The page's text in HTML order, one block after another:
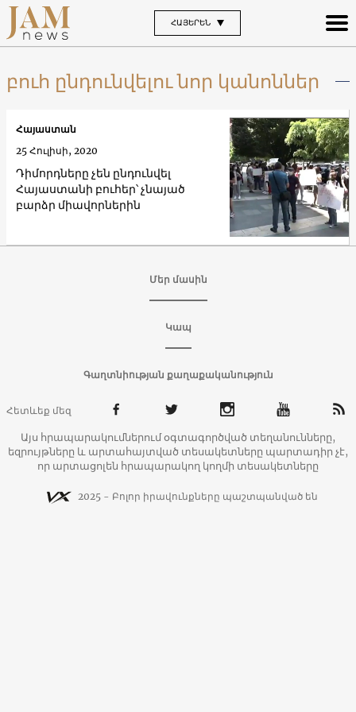
ՀԱՅԵՐԵՆ
բուհ ընդունվելու նոր կանոններ
Դիմորդները չեն ընդունվել
Հայաստանի բուհեր՝ չնայած
բարձր միավորներին
Հայաստան
25 Հուլիսի, 2020
Մեր մասին
Կապ
Գաղտնիության քաղաքականություն
Հետևեք մեզ
Այս հրապարակումներում օգտագործված տեղանունները,
եզրույթները և արտահայտված տեսակետները պարտադիր չէ,
որ արտացոլեն հրապարակող կողմի տեսակետները
2025 - Բոլոր իրավունքները պաշտպանված են